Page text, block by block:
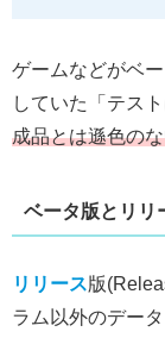
ゲームなどがベ
していた「テス
成品とは遜色の
ベータ版とリリ
リリース版
ラム以外のデー